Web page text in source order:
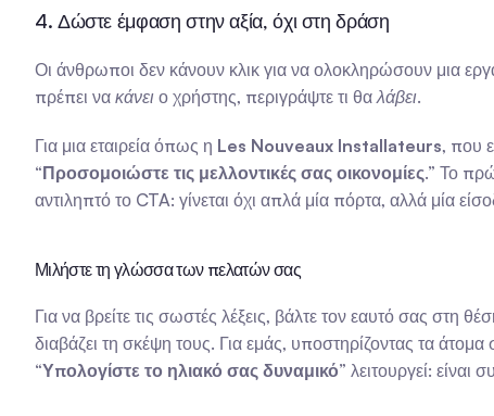
4. Δώστε έμφαση στην αξία, όχι στη δράση
Οι άνθρωποι δεν κάνουν κλικ για να ολοκληρώσουν μια
πρέπει να κάνει ο χρήστης, περιγράψτε τι θα λάβει.
Για μια εταιρεία όπως η Les Nouveaux Installateurs, που
“Προσομοιώστε τις μελλοντικές σας οικονομίες.” Το
αντιληπτό το CTA: γίνεται όχι απλά μία πόρτα, αλλά μία
Μιλήστε τη γλώσσα των πελατών σας
Για να βρείτε τις σωστές λέξεις, βάλτε τον εαυτό σας στη
διαβάζει τη σκέψη τους. Για εμάς, υποστηρίζοντας τα
“Υπολογίστε το ηλιακό σας δυναμικό” λειτουργεί: